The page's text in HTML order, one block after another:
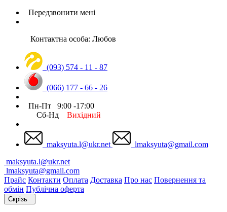
Передзвонити мені
Контактна особа: Любов
(093) 574 - 11 - 87
(066) 177 - 66 - 26
Пн-Пт 9:00 -17:00
Сб-Нд Вихідний
maksyuta.l@ukr.net
lmaksyuta@gmail.com
maksyuta.l@ukr.net
lmaksyuta@gmail.com
Прайс Контакти Оплата Доставка Про нас Повернення та
обмін Публічна оферта
Скрізь